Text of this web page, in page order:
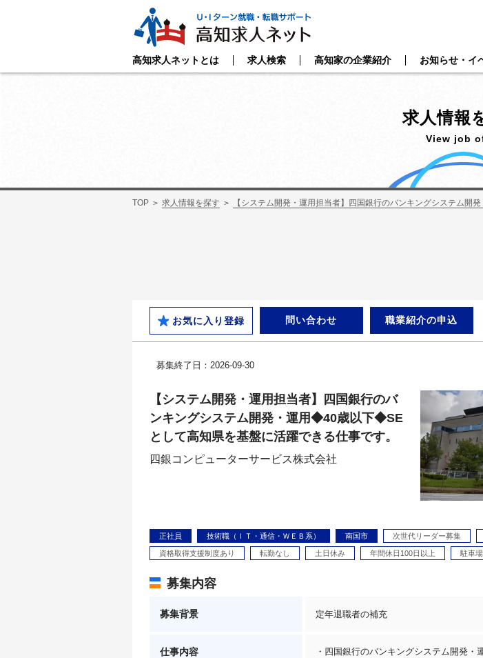
高知求人ネットとは 求人検索 高知家の企業紹介 お知らせ・イ
求人情報
View job
TOP 求人情報を探す 【システム開発・運用担当者】四国銀行のバンキングシステム
お気に入り登録 問い合わせ 職業紹介の申込
募集終了日：2026-09-30
【システム開発・運用担当者】四国銀行のバ
ンキングシステム開発・運用◆40歳以下◆SE
として高知県を基盤に活躍できる仕事です。
四銀コンピューターサービス株式会社
正社員 技術職（ＩＴ・通信・ＷＥＢ系） 南国市 次世代リーダー募集
資格取得支援制度あり 転勤なし 土日休み 年間休日100日以上 駐車
募集内容
募集背景 定年退職者の補充
仕事内容
・四国銀行のバンキングシステム開発・